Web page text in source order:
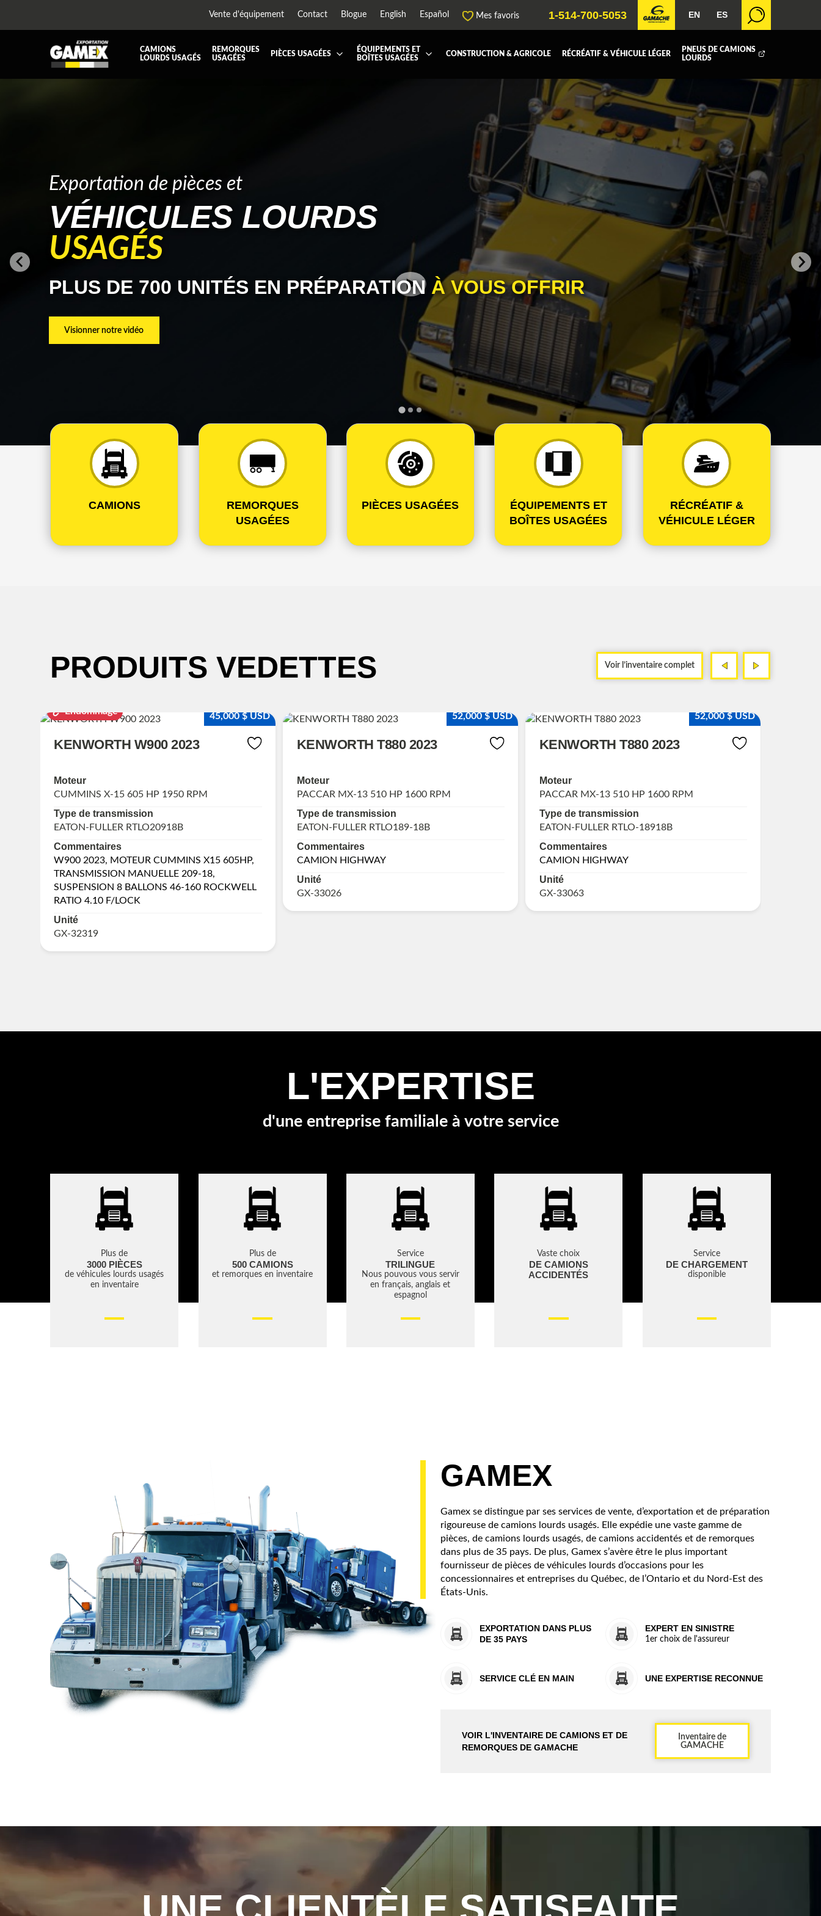
Vente d'équipement Contact Blogue English Español Mes favoris 1-514-700-5053 EN ES
CAMIONS
LOURDS USAGÉS
REMORQUES
USAGÉES
PIÈCES USAGÉES
HIAB-AND-BOOM
RADIATEUR ET PIÈCES DE RADIATEURS
RÉSERVOIR DIESEL - RÉSERVOIR A AIR SYSTÈME POST-TRAITEMENT (DEF/DPF)
TRANSMISSION ET PIÈCES DE TRANSMISSIONS TRAVERSE DE CHASSIS TUYAU D'ÉCHAPPEMENT
UNITE RÉFRIGÉRANTE
ÉQUIPEMENTS ET
BOÎTES USAGÉES
BOITE FERMÉE
MACHINERIE ET AGRICOLE REMORQUAGE
CONSTRUCTION & AGRICOLE RÉCRÉATIF & VÉHICULE LÉGER
PNEUS DE CAMIONS
LOURDS
Exportation de pièces et
VÉHICULES LOURDS
USAGÉS
PLUS DE 700 UNITÉS EN PRÉPARATION À VOUS OFFRIR
Visionner notre vidéo
CAMIONS
REMORQUES
USAGÉES
PIÈCES USAGÉES
ÉQUIPEMENTS ET
BOÎTES USAGÉES
RÉCRÉATIF &
VÉHICULE LÉGER
PRODUITS VEDETTES Voir l’inventaire complet
Endommagé 45,000 $ USD
KENWORTH W900 2023
Moteur
CUMMINS X-15 605 HP 1950 RPM
Type de transmission
EATON-FULLER RTLO20918B
Commentaires
W900 2023, MOTEUR CUMMINS X15 605HP,
TRANSMISSION MANUELLE 209-18,
SUSPENSION 8 BALLONS 46-160 ROCKWELL
RATIO 4.10 F/LOCK
Unité
GX-32319
52,000 $ USD
KENWORTH T880 2023
Moteur
PACCAR MX-13 510 HP 1600 RPM
Type de transmission
EATON-FULLER RTLO189-18B
Commentaires
CAMION HIGHWAY
Unité
GX-33026
52,000 $ USD
KENWORTH T880 2023
Moteur
PACCAR MX-13 510 HP 1600 RPM
Type de transmission
EATON-FULLER RTLO-18918B
Commentaires
CAMION HIGHWAY
Unité
GX-33063
L'EXPERTISE
d'une entreprise familiale à votre service
Plus de
3000 PIÈCES
de véhicules lourds usagés
en inventaire
Plus de
500 CAMIONS
et remorques en inventaire
Service
TRILINGUE
Nous pouvous vous servir
en français, anglais et
espagnol
Vaste choix
DE CAMIONS
ACCIDENTÉS
Service
DE CHARGEMENT
disponible
GAMEX
Gamex se distingue par ses services de vente, d’exportation et de préparation
rigoureuse de camions lourds usagés. Elle expédie une vaste gamme de
pièces, de camions lourds usagés, de camions accidentés et de remorques
dans plus de 35 pays. De plus, Gamex s’avère être le plus important
fournisseur de pièces de véhicules lourds d’occasions pour les
concessionnaires et entreprises du Québec, de l’Ontario et du Nord-Est des
États-Unis.
EXPORTATION DANS PLUS
DE 35 PAYS
EXPERT EN SINISTRE
1er choix de l'assureur
SERVICE CLÉ EN MAIN UNE EXPERTISE RECONNUE
VOIR L'INVENTAIRE DE CAMIONS ET DE
REMORQUES DE GAMACHE
Inventaire de
GAMACHE